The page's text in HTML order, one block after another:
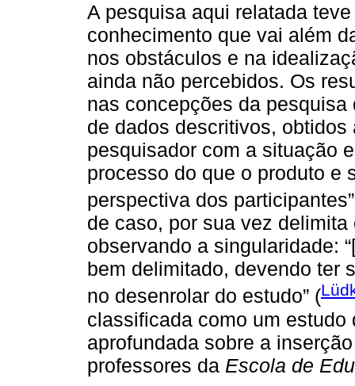
A pesquisa aqui relatada
conhecimento que vai além
nos obstáculos e na
ainda não percebidos. Os
nas concepções da
de dados descritivos,
pesquisador com a situação
processo do que o produto e
perspectiva dos
de caso, por sua vez
observando a singularidade:
bem delimitado, devendo ter
no desenrolar do estudo” (
classificada como um
aprofundada sobre a
professores da Escola de